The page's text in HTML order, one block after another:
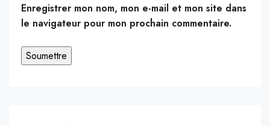
Enregistrer mon nom, mon e-mail et mon site dans
le navigateur pour mon prochain commentaire.